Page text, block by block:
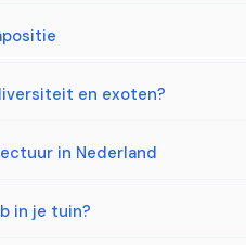
en exoten?
in Nederland
in je tuin?